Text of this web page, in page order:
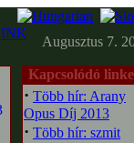
Augusztus 7.
Kapcsolódó
· Több hír: Arany
Opus Díj 2013
· Több hír: szmit